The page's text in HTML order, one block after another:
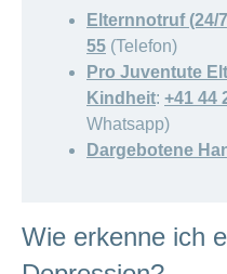
Elternnotruf (24/
55 (Telefon)
Pro Juventute
Kindheit: +41 44
Whatsapp)
Dargebotene
Wie erkenne ich